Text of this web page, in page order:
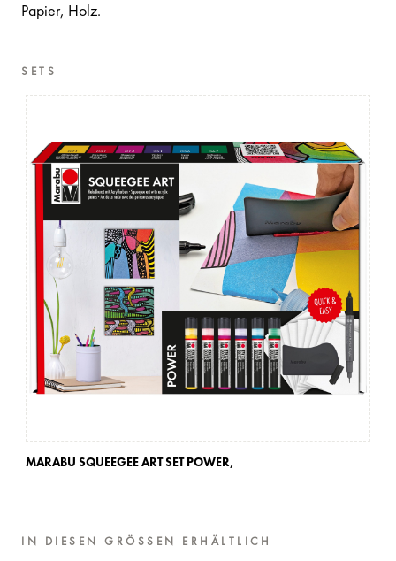
Papier, Holz.
SETS
MARABU SQUEEGEE ART SET POWER,
IN DIESEN GRÖSSEN ERHÄLTLICH